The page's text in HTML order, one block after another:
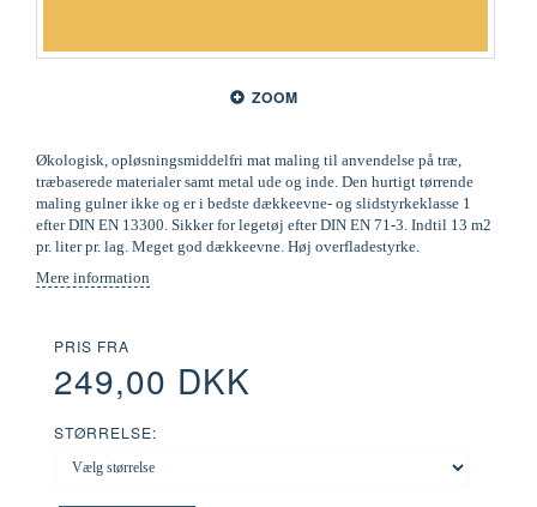
ZOOM
Økologisk, opløsningsmiddelfri mat maling til anvendelse på træ,
træbaserede materialer samt metal ude og inde. Den hurtigt tørrende
maling gulner ikke og er i bedste dækkeevne- og slidstyrkeklasse 1
efter DIN EN 13300. Sikker for legetøj efter DIN EN 71-3. Indtil 13 m2
pr. liter pr. lag. Meget god dækkeevne. Høj overfladestyrke.
Mere information
PRIS FRA
249,00 DKK
STØRRELSE: